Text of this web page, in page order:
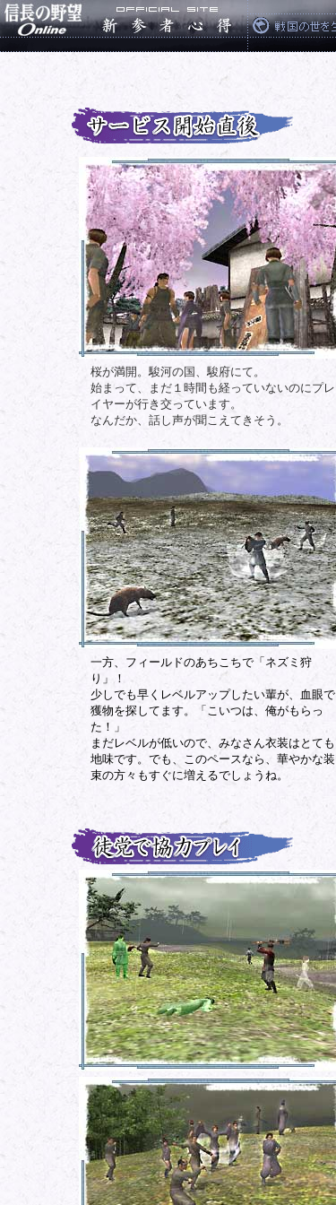
桜が満開。駿河の国、駿府にて。
始まって、まだ１時間も経っていないのにプレ
イヤーが行き交っています。
なんだか、話し声が聞こえてきそう。
一方、フィールドのあちこちで「ネズミ狩
り」！
少しでも早くレベルアップしたい輩が、血眼で
獲物を探してます。「こいつは、俺がもらっ
た！」
まだレベルが低いので、みなさん衣装はとても
地味です。でも、このペースなら、華やかな装
束の方々もすぐに増えるでしょうね。